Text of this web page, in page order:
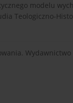
modelu
Teologiczno-